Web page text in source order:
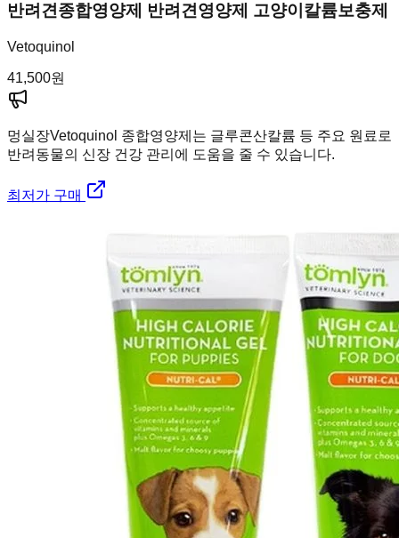
반려견종합영양제 반려견영양제 고양이칼륨보충제
Vetoquinol
41,500원
멍실장Vetoquinol 종합영양제는 글루콘산칼륨 등 주요 원료로
반려동물의 신장 건강 관리에 도움을 줄 수 있습니다.
최저가 구매